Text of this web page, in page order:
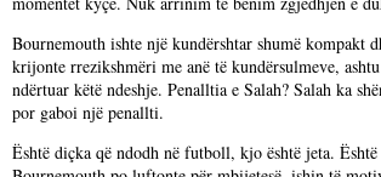
Bournemouth ishte një kundërshtar shumë kompakt
krijonte rrezikshmëri me anë të kundërsulmeve,
ndërtuar këtë ndeshje. Penalltia e Salah? Salah ka
por gaboi një penallti.
Është diçka që ndodh në futboll, kjo është jeta. Është